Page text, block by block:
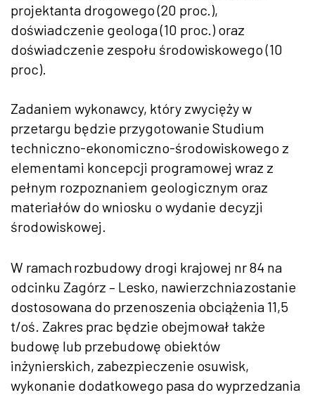
projektanta drogowego (20 proc.),
doświadczenie geologa (10 proc.) oraz
doświadczenie zespołu środowiskowego (10
proc).
Zadaniem wykonawcy, który zwycięży w
przetargu będzie przygotowanie Studium
techniczno-ekonomiczno-środowiskowego z
elementami koncepcji programowej wraz z
pełnym rozpoznaniem geologicznym oraz
materiałów do wniosku o wydanie decyzji
środowiskowej.
W ramach rozbudowy drogi krajowej nr 84 na
odcinku Zagórz – Lesko, nawierzchnia zostanie
dostosowana do przenoszenia obciążenia 11,5
t/oś. Zakres prac będzie obejmował także
budowę lub przebudowę obiektów
inżynierskich, zabezpieczenie osuwisk,
wykonanie dodatkowego pasa do wyprzedzania